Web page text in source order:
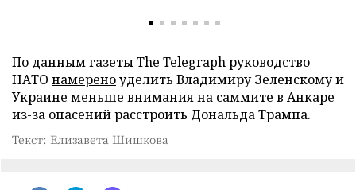
По данным газеты The Telegraph руководство
НАТО намереноуделить Владимиру Зеленскому и
Украине меньше внимания на саммите в Анкаре
из-за опасений расстроить Дональда Трампа.
Текст: Елизавета Шишкова